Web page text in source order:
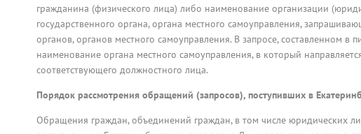
гражданина (физического лица) либо наименование организации
государственного органа, органа местного самоуправления,
органов, органов местного самоуправления. В запросе, составленном в
наименование органа местного самоуправления, в который
соответствующего должностного лица.
Порядок рассмотрения обращений (запросов), поступивших в
Обращения граждан, объединений граждан, в том числе юридических